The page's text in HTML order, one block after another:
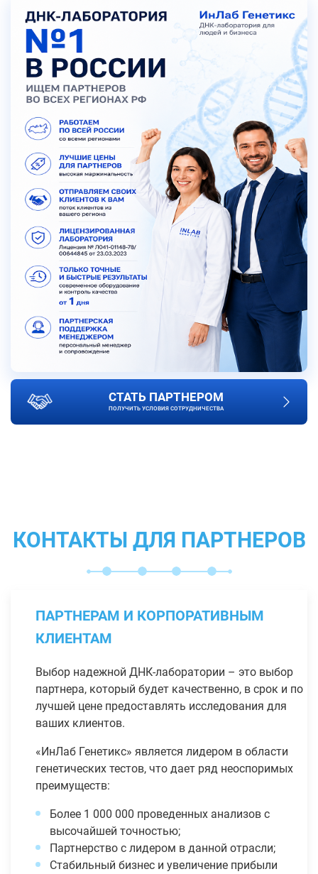
СТАТЬ ПАРТНЕРОМ
ПОЛУЧИТЬ УСЛОВИЯ СОТРУДНИЧЕСТВА
КОНТАКТЫ ДЛЯ ПАРТНЕРОВ
ПАРТНЕРАМ И КОРПОРАТИВНЫМ
КЛИЕНТАМ
Выбор надежной ДНК-лаборатории – это выбор
партнера, который будет качественно, в срок и по
лучшей цене предоставлять исследования для
ваших клиентов.
«ИнЛаб Генетикс» является лидером в области
генетических тестов, что дает ряд неоспоримых
преимуществ:
Более 1 000 000 проведенных анализов с
высочайшей точностью;
Партнерство с лидером в данной отрасли;
Стабильный бизнес и увеличение прибыли